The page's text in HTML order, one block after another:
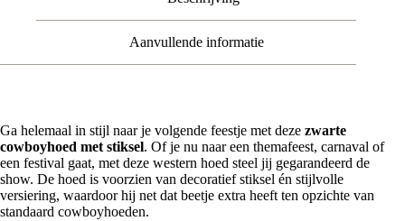
Aanvullende informatie
Ga helemaal in stijl naar je volgende feestje met deze zwarte
cowboyhoed met stiksel. Of je nu naar een themafeest, carnaval of
een festival gaat, met deze western hoed steel jij gegarandeerd de
show. De hoed is voorzien van decoratief stiksel én stijlvolle
versiering, waardoor hij net dat beetje extra heeft ten opzichte van
standaard cowboyhoeden.